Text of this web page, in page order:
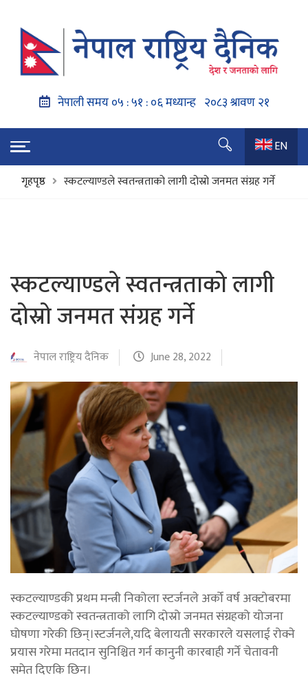
EN
गृहपृष्ठ
स्कटल्याण्डले स्वतन्त्रताको लागी दोस्रो जनमत संग्रह गर्ने
स्कटल्याण्डले स्वतन्त्रताको लागी
दोस्रो जनमत संग्रह गर्ने
नेपाल राष्ट्रिय दैनिक June 28, 2022
स्कटल्याण्डकी प्रथम मन्त्री निकोला स्टर्जनले अर्को वर्ष अक्टोबरमा
स्कटल्याण्डको स्वतन्त्रताको लागि दोस्रो जनमत संग्रहको योजना
घोषणा गरेकी छिन्।स्टर्जनले,यदि बेलायती सरकारले यसलाई रोक्ने
प्रयास गरेमा मतदान सुनिश्चित गर्न कानुनी कारबाही गर्ने चेतावनी
समेत दिएकि छिन।